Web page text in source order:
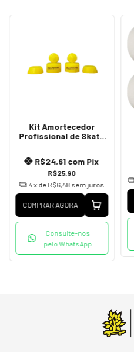
Kit Amortecedor
Profissional de Skate
R$25,90
R$24,61 com Pix
4x de R$6,48 sem juros
COMPRAR AGORA
Consulte-nos
pelo WhatsApp